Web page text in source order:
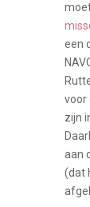
een
voor
zijn
aan
(dat